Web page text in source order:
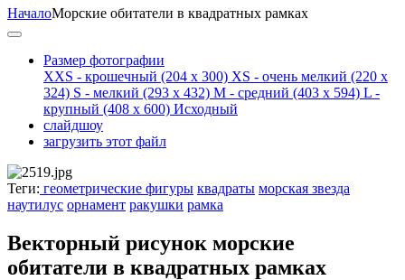
НачалоМорские обитатели в квадратных рамках
Размер фотографии
XXS - крошечный (204 x 300) XS - очень мелкий (220 x
324) S - мелкий (293 x 432) M - средний (403 x 594) L -
крупный (408 x 600) Исходный
слайдшоу
загрузить этот файл
Теги: геометрические фигуры квадраты морская звезда
наутилус орнамент ракушки рамка
Векторный рисунок морские
обитатели в квадратных рамках